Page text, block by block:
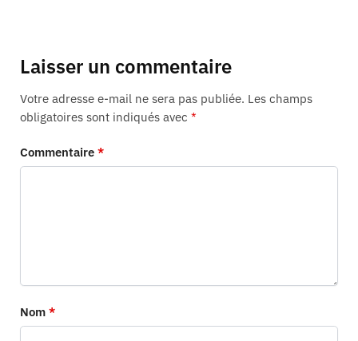
Laisser un commentaire
Votre adresse e-mail ne sera pas publiée. Les champs
obligatoires sont indiqués avec *
Commentaire *
Nom *